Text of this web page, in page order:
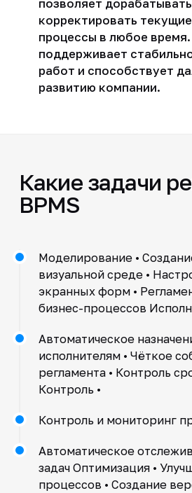
позволяет
корректировать
процессы в любое
поддерживает
работ и способствует
развитию компании.
Какие задачи
BPMS
Моделирование •
визуальной среде •
экранных форм •
бизнес-процессов
Автоматическое
исполнителям • Чёткое
регламента • Контроль
Контроль •
Контроль и мониторинг
Автоматическое
задач Оптимизация •
процессов • Создание